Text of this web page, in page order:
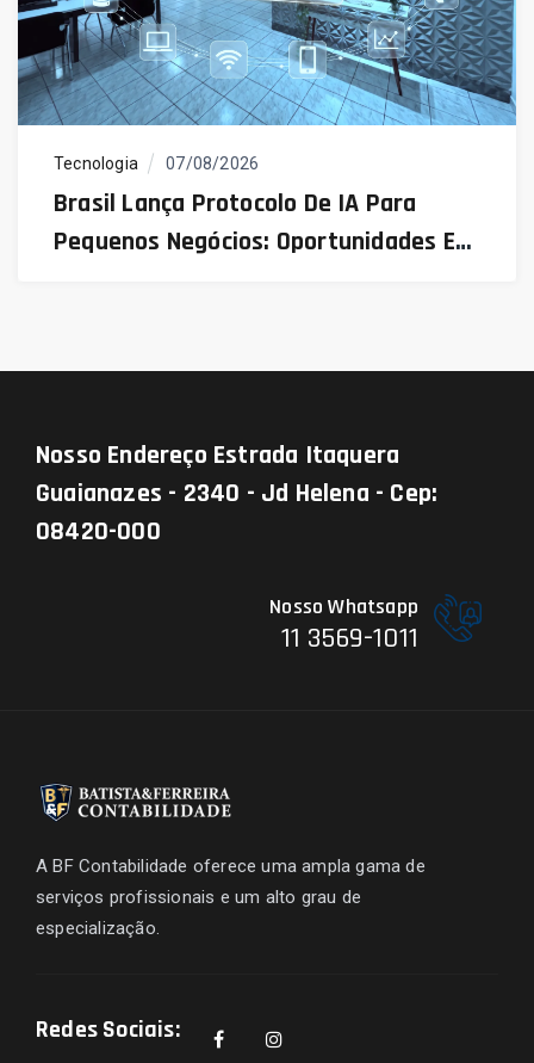
Tecnologia 07/08/2026
Brasil Lança Protocolo De IA Para
Pequenos Negócios: Oportunidades E
Nosso Endereço Estrada Itaquera
Guaianazes - 2340 - Jd Helena - Cep:
08420-000
Nosso Whatsapp
11 3569-1011
A BF Contabilidade oferece uma ampla gama de
serviços profissionais e um alto grau de
especialização.
Redes Sociais: